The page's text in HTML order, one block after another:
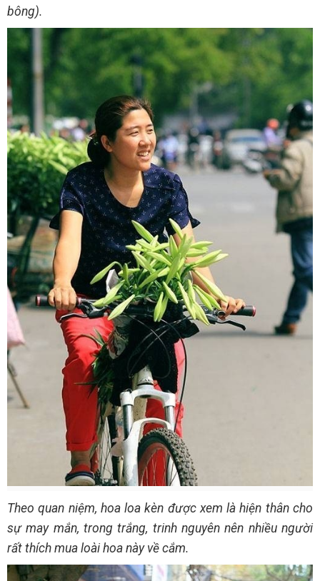
bông).
Theo quan niệm, hoa loa kèn được xem là hiện thân cho
sự may mắn, trong trắng, trinh nguyên nên nhiều người
rất thích mua loài hoa này về cắm.